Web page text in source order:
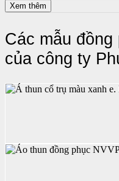
Xem thêm
Các mẫu
của công ty